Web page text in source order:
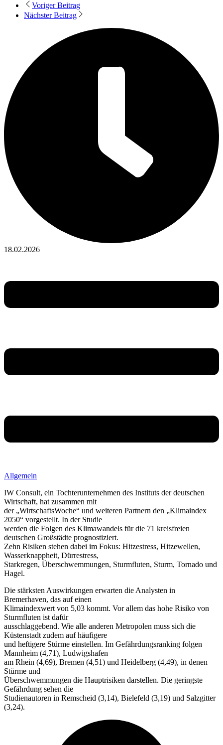
Voriger Beitrag
Nächster Beitrag
18.02.2026
Allgemein
IW Consult, ein Tochterunternehmen des Instituts der deutschen
Wirtschaft, hat zusammen mit
der „WirtschaftsWoche“ und weiteren Partnern den „Klimaindex
2050“ vorgestellt. In der Studie
werden die Folgen des Klimawandels für die 71 kreisfreien
deutschen Großstädte prognostiziert.
Zehn Risiken stehen dabei im Fokus: Hitzestress, Hitzewellen,
Wasserknappheit, Dürrestress,
Starkregen, Überschwemmungen, Sturmfluten, Sturm, Tornado und
Hagel.
Die stärksten Auswirkungen erwarten die Analysten in
Bremerhaven, das auf einen
Klimaindexwert von 5,03 kommt. Vor allem das hohe Risiko von
Sturmfluten ist dafür
ausschlaggebend. Wie alle anderen Metropolen muss sich die
Küstenstadt zudem auf häufigere
und heftigere Stürme einstellen. Im Gefährdungsranking folgen
Mannheim (4,71), Ludwigshafen
am Rhein (4,69), Bremen (4,51) und Heidelberg (4,49), in denen
Stürme und
Überschwemmungen die Hauptrisiken darstellen. Die geringste
Gefährdung sehen die
Studienautoren in Remscheid (3,14), Bielefeld (3,19) und Salzgitter
(3,24).